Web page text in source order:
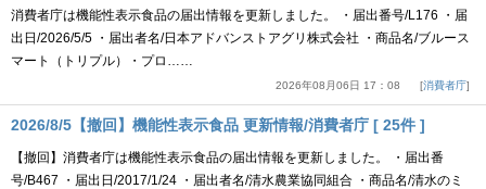
消費者庁は機能性表示食品の届出情報を更新しました。 ・届出番号/L176 ・届
出日/2026/5/5 ・届出者名/日本アドバンストアグリ株式会社 ・商品名/ブルース
マート（トリプル）・プロ……
2026年08月06日 17：08 消費者庁
2026/8/5【撤回】機能性表示食品 更新情報/消費者庁 [ 25件 ]
【撤回】消費者庁は機能性表示食品の届出情報を更新しました。 ・届出番
号/B467 ・届出日/2017/1/24 ・届出者名/清水農業協同組合 ・商品名/清水のミ